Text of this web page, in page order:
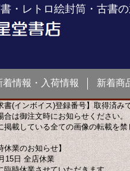
・レトロ絵封筒・古書
着情報・入荷情報 新着商
(インボイス)登録番号】取得済み
御注文時にお知らせください。
載している全ての画像の転載を禁
休業のお知らせ】
15日 全店休業